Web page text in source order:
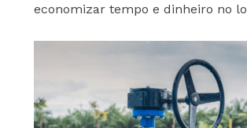
economizar tempo e dinheiro no